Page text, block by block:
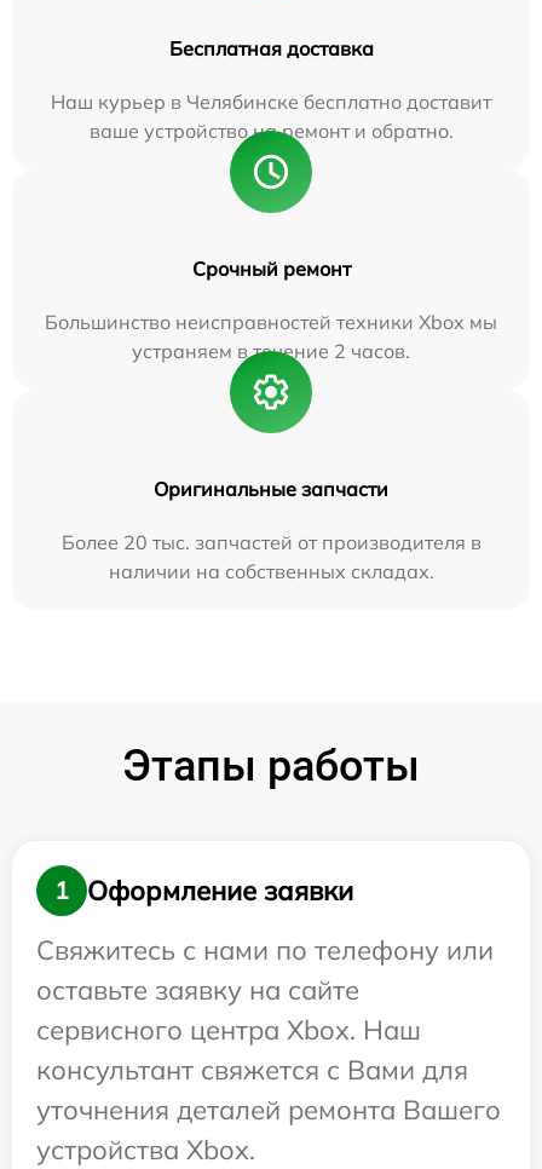
Бесплатная доставка
Наш курьер в Челябинске бесплатно доставит
ваше устройство на ремонт и обратно.
Срочный ремонт
Большинство неисправностей техники Xbox мы
устраняем в течение 2 часов.
Оригинальные запчасти
Более 20 тыс. запчастей от производителя в
наличии на собственных складах.
Этапы работы
1
Оформление заявки
Свяжитесь с нами по телефону или
оставьте заявку на сайте
сервисного центра Xbox. Наш
консультант свяжется с Вами для
уточнения деталей ремонта Вашего
устройства Xbox.